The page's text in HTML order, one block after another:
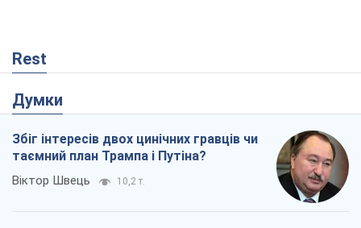
Rest
Думки
Збіг інтересів двох цинічних гравців чи
таємний план Трампа і Путіна?
Віктор Швець 10,2 т.